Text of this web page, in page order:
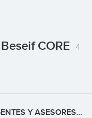
CORE 4
AGENTES Y ASESORES FINANCIEROS, S.L.